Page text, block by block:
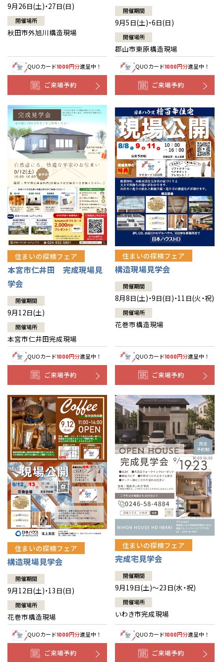
9月26日(土)・27日(日)
開催場所
秋田市外旭川構造現場
QUOカード1000円分進呈中！
ご来場予約
開催期間
9月5日(土)・6日(日)
開催場所
郡山市東原構造現場
QUOカード1000円分進呈中！
ご来場予約
住まいの探検フェア
本宮市仁井田 完成現場見
学会
開催期間
9月12日(土)
開催場所
本宮市仁井田完成現場
QUOカード1000円分進呈中！
ご来場予約
住まいの探検フェア
構造現場見学会
開催期間
8月8日(土)・9日(日)・11日(火・祝)
開催場所
花巻市構造現場
QUOカード1000円分進呈中！
ご来場予約
住まいの探検フェア
構造現場見学会
開催期間
9月12日(土)・13日(日)
開催場所
花巻市構造現場
QUOカード1000円分進呈中！
ご来場予約
住まいの探検フェア
完成宅見学会
開催期間
9月19日(土)～23日(水・祝)
開催場所
いわき市完成現場
QUOカード1000円分進呈中！
ご来場予約